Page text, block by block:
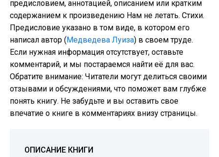
предисловием, аннотацией, описанием или кратким
содержанием к произведению Нам не летать. Стихи.
Предисловие указано в том виде, в котором его
написал автор (Медведева Луиза) в своем труде.
Если нужная информация отсутствует, оставьте
комментарий, и мы постараемся найти её для вас.
Обратите внимание: Читатели могут делиться своими
отзывами и обсуждениями, что поможет вам глубже
понять книгу. Не забудьте и вы оставить свое
впечатие о книге в комментариях внизу страницы.
ОПИСАНИЕ КНИГИ